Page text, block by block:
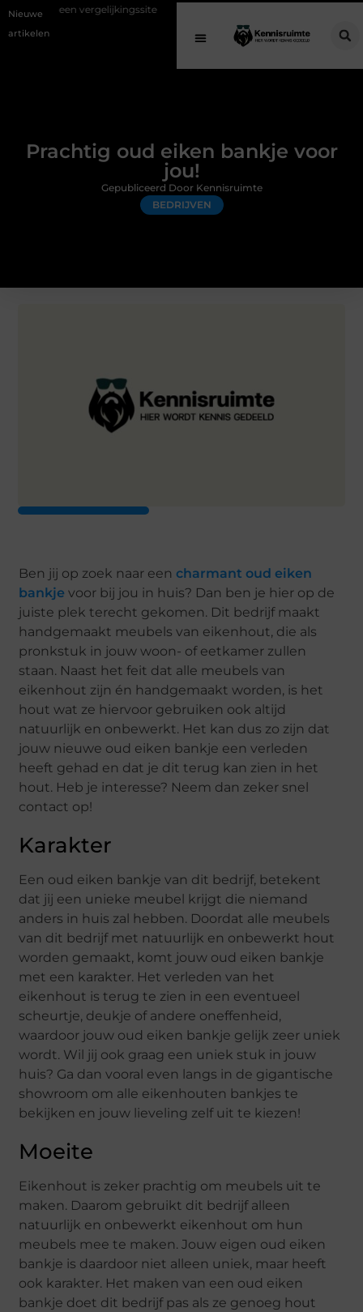
Nieuwe
artikelen
Schenking aan een goed doel: waarom geven
Prachtig oud eiken bankje voor
jou!
BEDRIJVEN
Gepubliceerd Door Kennisruimte
Ben jij op zoek naar eencharmant oud eiken
bankje voor bij jou in huis? Dan ben je hier op de
juiste plek terecht gekomen. Dit bedrijf maakt
handgemaakt meubels van eikenhout, die als
pronkstuk in jouw woon- of eetkamer zullen
staan. Naast het feit dat alle meubels van
eikenhout zijn én handgemaakt worden, is het
hout wat ze hiervoor gebruiken ook altijd
natuurlijk en onbewerkt. Het kan dus zo zijn dat
jouw nieuwe oud eiken bankje een verleden
heeft gehad en dat je dit terug kan zien in het
hout. Heb je interesse? Neem dan zeker snel
contact op!
Karakter
Een oud eiken bankje van dit bedrijf, betekent
dat jij een unieke meubel krijgt die niemand
anders in huis zal hebben. Doordat alle meubels
van dit bedrijf met natuurlijk en onbewerkt hout
worden gemaakt, komt jouw oud eiken bankje
met een karakter. Het verleden van het
eikenhout is terug te zien in een eventueel
scheurtje, deukje of andere oneffenheid,
waardoor jouw oud eiken bankje gelijk zeer uniek
wordt. Wil jij ook graag een uniek stuk in jouw
huis? Ga dan vooral even langs in de gigantische
showroom om alle eikenhouten bankjes te
bekijken en jouw lieveling zelf uit te kiezen!
Moeite
Eikenhout is zeker prachtig om meubels uit te
maken. Daarom gebruikt dit bedrijf alleen
natuurlijk en onbewerkt eikenhout om hun
meubels mee te maken. Jouw eigen oud eiken
bankje is daardoor niet alleen uniek, maar heeft
ook karakter. Het maken van een oud eiken
bankje doet dit bedrijf pas als ze genoeg hout